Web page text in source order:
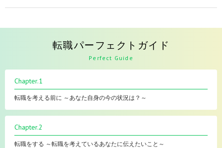
転職パーフェクトガイド
Perfect Guide
Chapter.1
転職を考える前に ～あなた自身の今の状況は？～
Chapter.2
転職をする ～転職を考えているあなたに伝えたいこと～